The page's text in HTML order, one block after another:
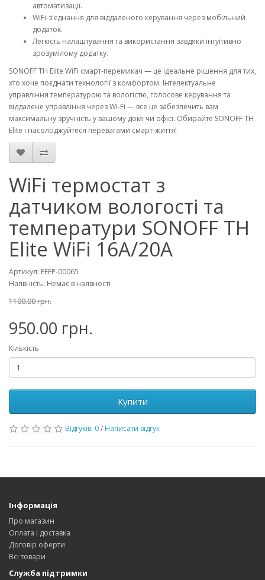
автоматизації.
WiFi-з'єднання для віддаленого керування через мобільний
додаток.
Легкість налаштування та використання завдяки інтуїтивно
зрозумілому додатку.
SONOFF TH Elite WiFi смарт-перемикач — це ідеальне рішення для тих,
хто хоче поєднати технології з комфортом. Інтелектуальне
управління температурою та вологістю, голосове керування та
віддалене управління через Wi-Fi — все це забезпечить вам
максимальну зручність у вашому домі чи офісі. Обирайте SONOFF TH
Elite і насолоджуйтеся перевагами смарт-життя!
WiFi термостат з
датчиком вологості та
температури SONOFF TH
Elite WiFi 16A/20A
Артикул: EEEP-00065
Наявність: Немає в наявності
1100.00 грн.
950.00 грн.
Кількість
Купити
Відгуків: 0/ Написати відгук
Інформація
Про магазин
Оплата і доставка
Договір оферти
Всі товари
Служба підтримки